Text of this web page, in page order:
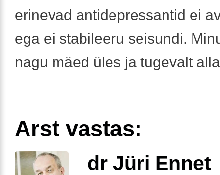
erinevad antidepressantid ei
ega ei stabileeru seisundi.
nagu mäed üles ja tugevalt
Arst vastas:
dr Jüri Ennet